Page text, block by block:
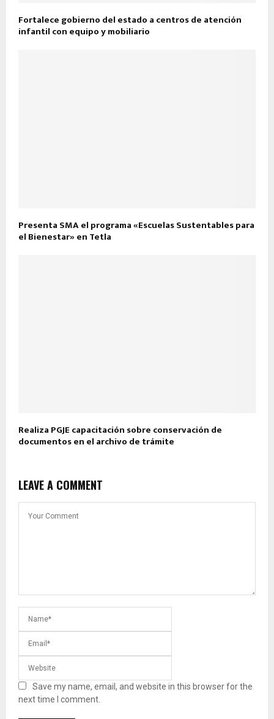
Fortalece gobierno del estado a centros de atención
infantil con equipo y mobiliario
Presenta SMA el programa «Escuelas Sustentables para
el Bienestar» en Tetla
Realiza PGJE capacitación sobre conservación de
documentos en el archivo de trámite
LEAVE A COMMENT
Save my name, email, and website in this browser for the
next time I comment.